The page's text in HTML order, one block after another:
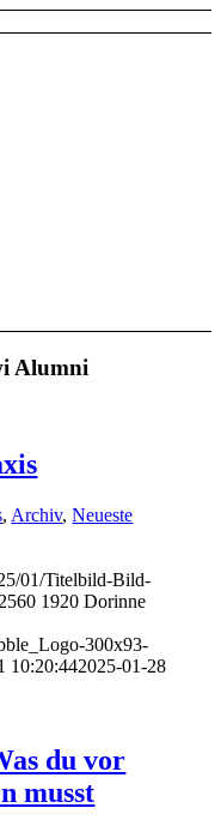
Alumni
, Archiv,Neueste
01/Titelbild-Bild-
2560 1920 Dorinne
300x93-
10:20:442025-01-28
du vor
musst